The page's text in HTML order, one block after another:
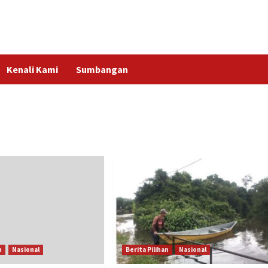
Kenali Kami Sumbangan
Nasional Berita Pilihan Nasional